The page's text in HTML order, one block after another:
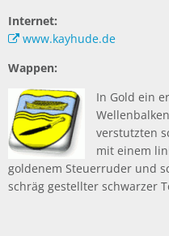
Internet:
www.kayhude.de
Wappen:
In Gold ein
verstutzten
mit einem
goldenem Steuerruder und
schräg gestellter schwarzer